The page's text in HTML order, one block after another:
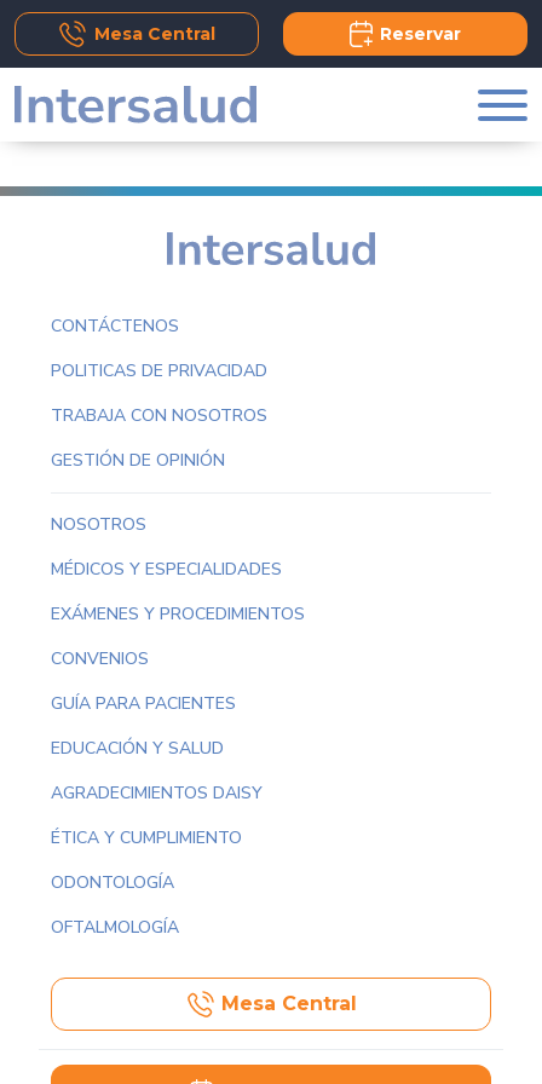
Add Comment
Mesa Central Reservar
CONTÁCTENOS
POLITICAS DE PRIVACIDAD
TRABAJA CON NOSOTROS
GESTIÓN DE OPINIÓN
NOSOTROS
MÉDICOS Y ESPECIALIDADES
EXÁMENES Y PROCEDIMIENTOS
CONVENIOS
GUÍA PARA PACIENTES
EDUCACIÓN Y SALUD
AGRADECIMIENTOS DAISY
ÉTICA Y CUMPLIMIENTO
ODONTOLOGÍA
OFTALMOLOGÍA
Mesa Central